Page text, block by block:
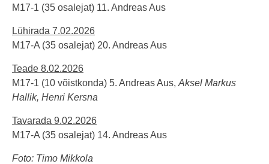
M17-1 (35 osalejat) 11. Andreas Aus
Lühirada 7.02.2026
M17-A (35 osalejat) 20. Andreas Aus
Teade 8.02.2026
M17-1 (10 võistkonda) 5. Andreas Aus, Aksel Markus
Hallik, Henri Kersna
Tavarada 9.02.2026
M17-A (35 osalejat) 14. Andreas Aus
Foto: Timo Mikkola